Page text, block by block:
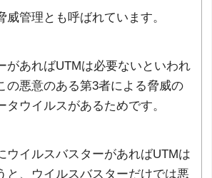
威管理とも呼ばれています。
があればUTMは必要ないといわれ
の悪意のある第3者による脅威の
タウイルスがあるためです。
ウイルスバスターがあればUTMは
と、ウイルスバスターだけでは悪